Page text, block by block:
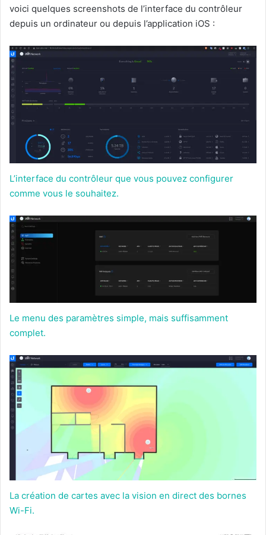
voici quelques screenshots de l’interface du contrôleur
depuis un ordinateur ou depuis l’application iOS :
L’interface du contrôleur que vous pouvez configurer
comme vous le souhaitez.
Le menu des paramètres simple, mais suffisamment
complet.
La création de cartes avec la vision en direct des bornes
Wi-Fi.